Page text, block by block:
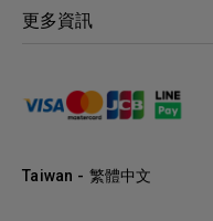
贈品兌換網站首頁
保固條例
手冊與軟體下載
產品常見問題
專業商用解決方案
BenQ 大娛樂家
更多資訊
永續發展
產品碳足跡報告
明基基金會
Taiwan - 繁體中文